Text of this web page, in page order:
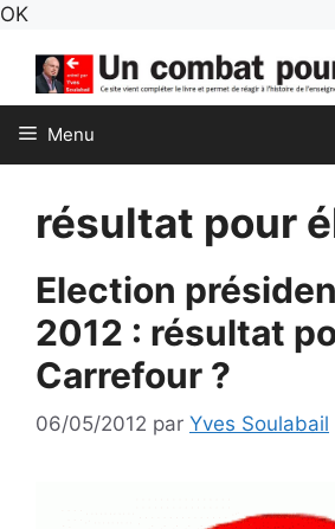
OKAller
contenu
Menu
résultat pour
Election
2012 : résultat
Carrefour ?
06/05/2012 par Yves Soulabail